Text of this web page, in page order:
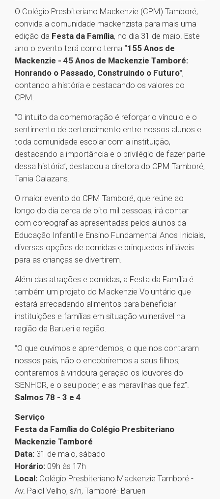
O Colégio Presbiteriano Mackenzie (CPM) Tamboré,
convida a comunidade mackenzista para mais uma
edição da Festa da Família, no dia 31 de maio. Este
ano o evento terá como tema "155 Anos de
Mackenzie - 45 Anos de Mackenzie Tamboré:
Honrando o Passado, Construindo o Futuro",
contando a história e destacando os valores do
CPM.
“O intuito da comemoração é reforçar o vínculo e o
sentimento de pertencimento entre nossos alunos e
toda comunidade escolar com a instituição,
destacando a importância e o privilégio de fazer parte
dessa história”, destacou a diretora do CPM Tamboré,
Tania Calazans.
O maior evento do CPM Tamboré, que reúne ao
longo do dia cerca de oito mil pessoas, irá contar
com coreografias apresentadas pelos alunos da
Educação Infantil e Ensino Fundamental Anos Iniciais,
diversas opções de comidas e brinquedos infláveis
para as crianças se divertirem.
Além das atrações e comidas, a Festa da Família é
também um projeto do Mackenzie Voluntário que
estará arrecadando alimentos para beneficiar
instituições e famílias em situação vulnerável na
região de Barueri e região.
“O que ouvimos e aprendemos, o que nos contaram
nossos pais, não o encobriremos a seus filhos;
contaremos à vindoura geração os louvores do
SENHOR, e o seu poder, e as maravilhas que fez”.
Salmos 78 - 3 e 4
Serviço
Festa da Família do Colégio Presbiteriano
Mackenzie Tamboré
Data: 31 de maio, sábado
Horário: 09h às 17h
Local: Colégio Presbiteriano Mackenzie Tamboré -
Av. Paiol Velho, s/n, Tamboré- Barueri
1